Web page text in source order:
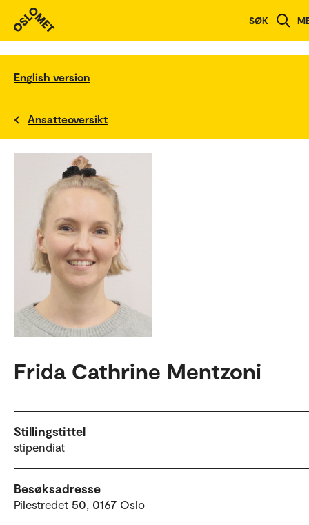
SØK
English version
Ansatteoversikt
Frida Cathrine Mentzoni
Stillingstittel
stipendiat
Besøksadresse
Pilestredet 50, 0167 Oslo